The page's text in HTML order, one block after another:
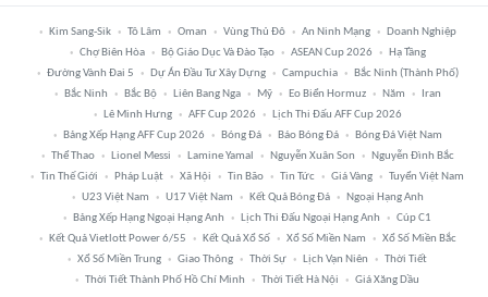
Kim Sang-Sik Tô Lâm Oman Vùng Thủ Đô An Ninh Mạng
Doanh Nghiệp
Chợ Biên Hòa
Bộ Giáo Dục Và Đào Tạo ASEAN Cup 2026
Hạ Tầng
Đường Vành Đai 5
Dự Án Đầu Tư Xây Dựng Campuchia
Bắc Ninh (thành Phố)
Bắc Ninh
Bắc Bộ Liên Bang Nga Mỹ Eo Biển Hormuz Năm
Iran
Lê Minh Hưng
AFF Cup 2026
Lịch Thi Đấu AFF Cup 2026
Bảng Xếp Hạng AFF Cup 2026
Bóng Đá Báo Bóng Đá
Bóng Đá Việt Nam
Thể Thao
Lionel Messi Lamine Yamal Nguyễn Xuân Son
Nguyễn Đình Bắc
Tin Thế Giới
Pháp Luật Xã Hội Tin Bão Tin Tức Giá Vàng
Tuyển Việt Nam
U23 Việt Nam
U17 Việt Nam Kết Quả Bóng Đá
Ngoại Hạng Anh
Bảng Xếp Hạng Ngoại Hạng Anh
Lịch Thi Đấu Ngoại Hạng Anh
Cúp C1
Kết Quả Vietlott Power 6/55
Kết Quả Xổ Số Xổ Số Miền Nam
Xổ Số Miền Bắc
Xổ Số Miền Trung
Giao Thông Thời Sự Lịch Vạn Niên
Thời Tiết
Thời Tiết Thành Phố Hồ Chí Minh
Thời Tiết Hà Nội Giá Xăng Dầu